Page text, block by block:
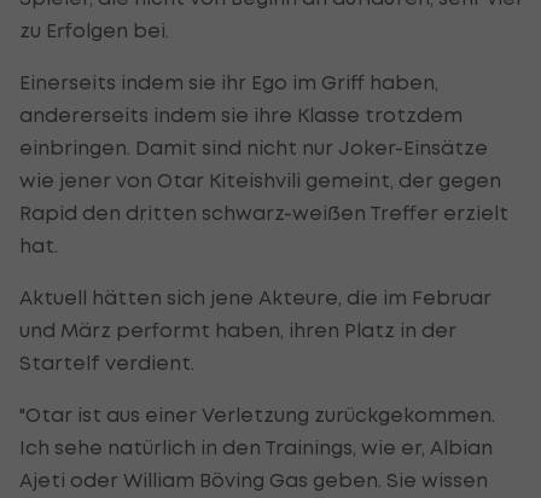
zu Erfolgen bei.
Einerseits indem sie ihr Ego im Griff haben,
andererseits indem sie ihre Klasse trotzdem
einbringen. Damit sind nicht nur Joker-Einsätze
wie jener von Otar Kiteishvili gemeint, der gegen
Rapid den dritten schwarz-weißen Treffer erzielt
hat.
Aktuell hätten sich jene Akteure, die im Februar
und März performt haben, ihren Platz in der
Startelf verdient.
"Otar ist aus einer Verletzung zurückgekommen.
Ich sehe natürlich in den Trainings, wie er, Albian
Ajeti oder William Böving Gas geben. Sie wissen